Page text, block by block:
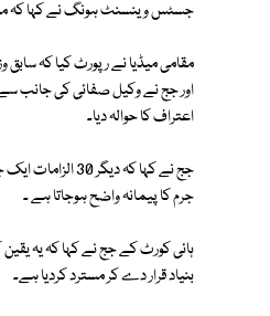
جسٹس وینسنٹ ہونگ نے کہا کہ ملزم
اور جج نے وکیل صفائی کی جانب سے
اعتراف کا حوالہ دیا۔
جج نے کہا کہ
جرم کا پیمانہ واضح ہوجاتا ہے ۔
ہائی کورٹ کے جج نے کہا کہ یہ یقین
بنیاد قرار دے کر مسترد کردیا ہے۔